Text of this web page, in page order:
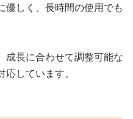
優しく、長時間の使用でも
成長に合わせて調整可能な
しています。